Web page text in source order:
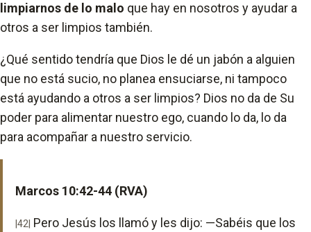
limpiarnos de lo malo que hay en nosotros y ayudar a
otros a ser limpios también.
¿Qué sentido tendría que Dios le dé un jabón a alguien
que no está sucio, no planea ensuciarse, ni tampoco
está ayudando a otros a ser limpios? Dios no da de Su
poder para alimentar nuestro ego, cuando lo da, lo da
para acompañar a nuestro servicio.
Marcos 10:42-44 (RVA)
|42| Pero Jesús los llamó y les dijo: —Sabéis que los